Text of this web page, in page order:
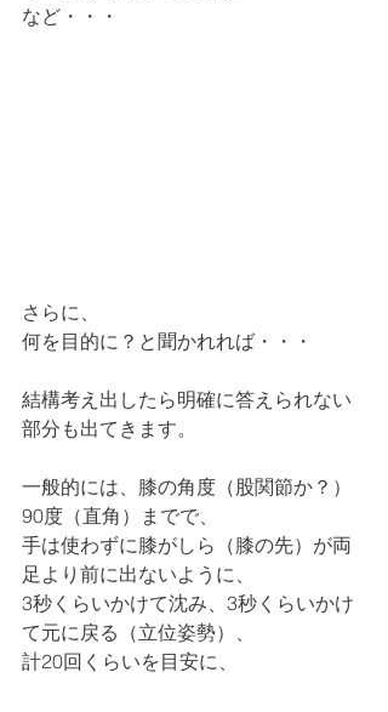
など・・・
さらに、
何を目的に？と聞かれれば・・・
結構考え出したら明確に答えられない
部分も出てきます。
一般的には、膝の角度（股関節か？）
90度（直角）までで、
手は使わずに膝がしら（膝の先）が両
足より前に出ないように、
3秒くらいかけて沈み、3秒くらいかけ
て元に戻る（立位姿勢）、
計20回くらいを目安に、